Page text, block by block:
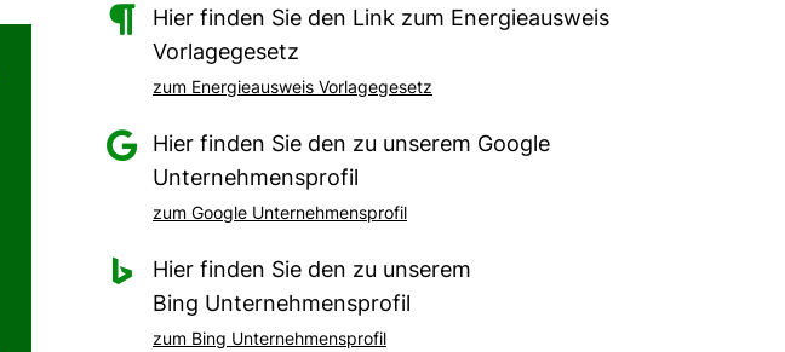

Hier finden Sie den Link zum Energieausweis
Vorlagegesetz
zum Energieausweis Vorlagegesetz

Hier finden Sie den zu unserem Google
Unternehmensprofil
zum Google Unternehmensprofil

Hier finden Sie den zu unserem
Bing Unternehmensprofil
zum Bing Unternehmensprofil